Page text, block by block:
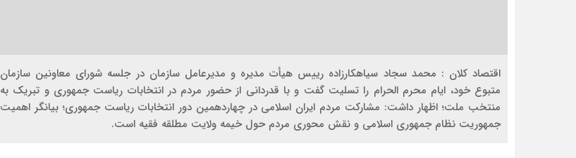
اقتصاد کلان : محمد سجاد سیاهکارزاده رییس هیأت مدیره و مدیرعامل سازمان در جلسه شورای معاونین سازمان
متبوع خود، ایام محرم الحرام را تسلیت گفت و با قدردانی از حضور مردم در انتخابات ریاست جمهوری و تبریک به
منتخب ملت؛ اظهار داشت: مشارکت مردم ایران اسلامی در چهاردهمین دور انتخابات ریاست جمهوری؛ بیانگر اهمیت
جمهوریت نظام جمهوری اسلامی و نقش محوری مردم حول خیمه ولایت مطلقه فقیه است.